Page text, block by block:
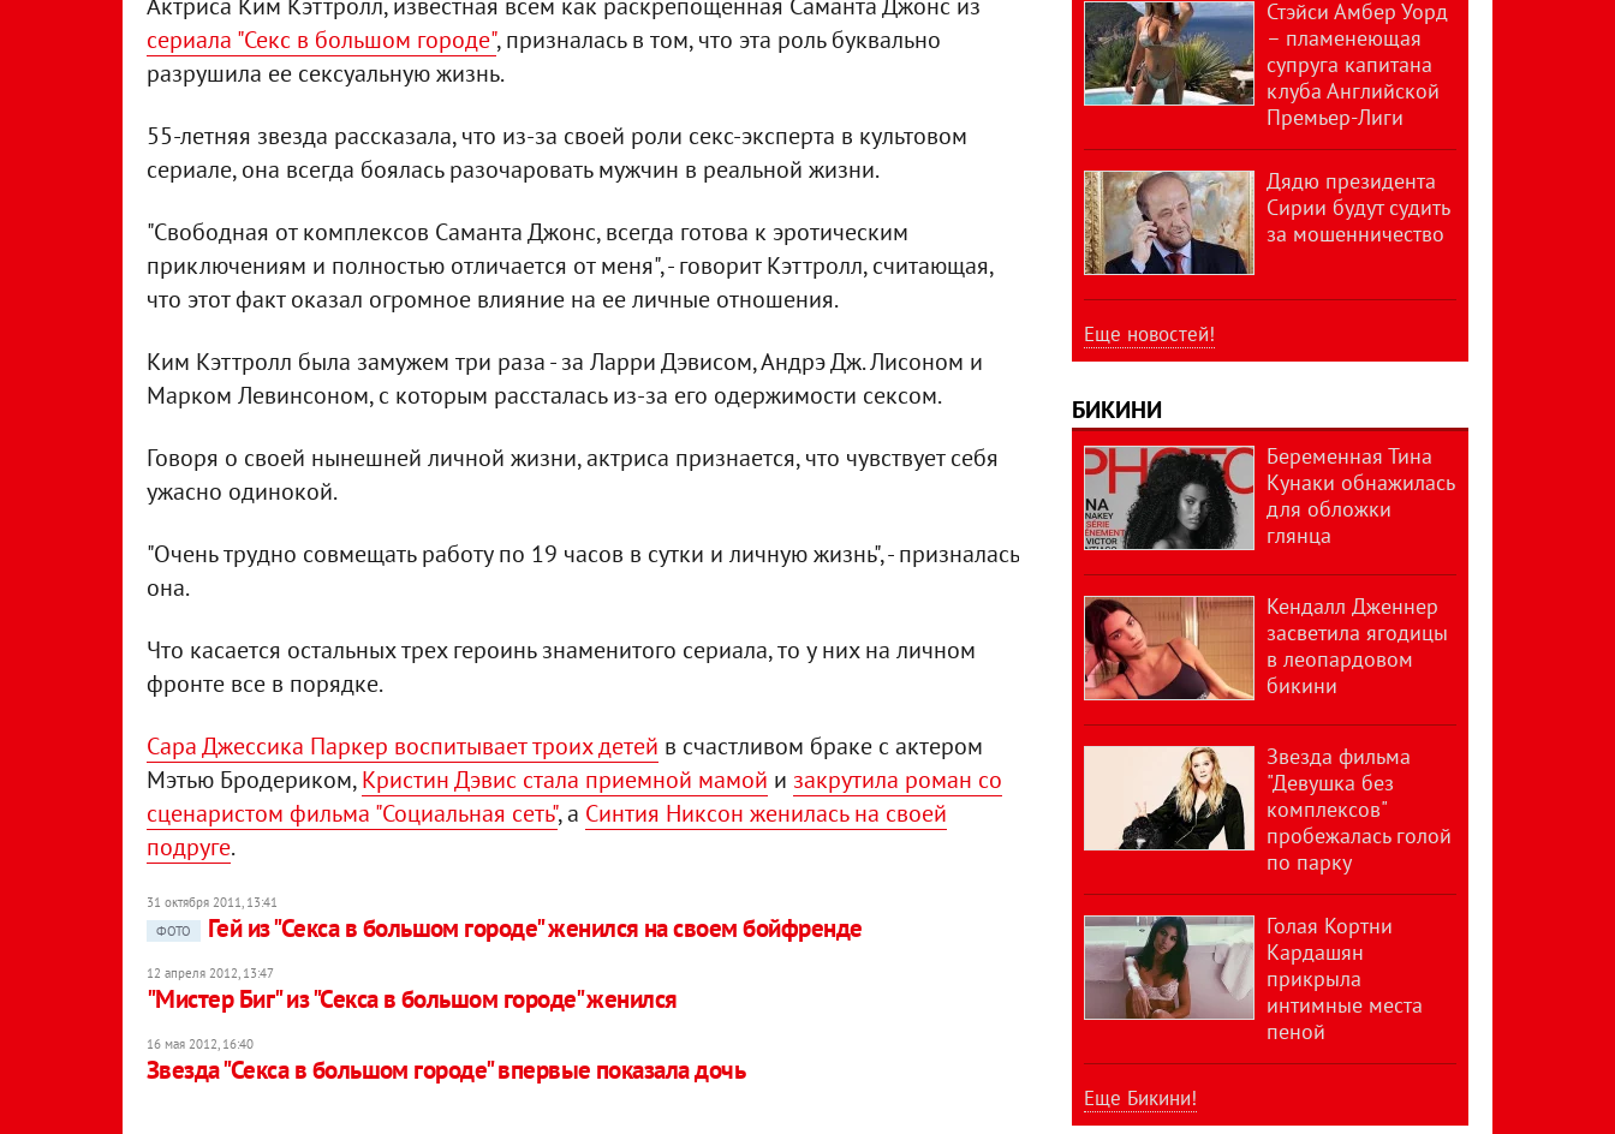
Актриса Ким Кэттролл, известная всем как раскрепощенная Саманта Джонс из
сериала "Секс в большом городе", призналась в том, что эта роль буквально
разрушила ее сексуальную жизнь.
55-летняя звезда рассказала, что из-за своей роли секс-эксперта в культовом
сериале, она всегда боялась разочаровать мужчин в реальной жизни.
"Свободная от комплексов Саманта Джонс, всегда готова к эротическим
приключениям и полностью отличается от меня", - говорит Кэттролл, считающая,
что этот факт оказал огромное влияние на ее личные отношения.
Ким Кэттролл была замужем три раза - за Ларри Дэвисом, Андрэ Дж. Лисоном и
Марком Левинсоном, с которым рассталась из-за его одержимости сексом.
Говоря о своей нынешней личной жизни, актриса признается, что чувствует себя
ужасно одинокой.
"Очень трудно совмещать работу по 19 часов в сутки и личную жизнь", - призналась
она.
Что касается остальных трех героинь знаменитого сериала, то у них на личном
фронте все в порядке.
Сара Джессика Паркер воспитывает троих детей в счастливом браке с актером
Мэтью Бродериком,Кристин Дэвис стала приемной мамой и закрутила роман со
сценаристом фильма "Социальная сеть", а Синтия Никсон женилась на своей
подруге.
31 октября 2011, 13:41
ФОТО
Гей из "Секса в большом городе" женился на своем бойфренде
12 апреля 2012, 13:47
"Мистер Биг" из "Секса в большом городе" женился
16 мая 2012, 16:40
Звезда "Секса в большом городе" впервые показала дочь
Стэйси Амбер Уорд
– пламенеющая
супруга капитана
клуба Английской
Премьер-Лиги
Дядю президента
Сирии будут судить
за мошенничество
Еще новостей!
БИКИНИ
Беременная Тина
Кунаки обнажилась
для обложки
глянца
Кендалл Дженнер
засветила ягодицы
в леопардовом
бикини
Звезда фильма
"Девушка без
комплексов"
пробежалась голой
по парку
Голая Кортни
Кардашян
прикрыла
интимные места
пеной
Еще Бикини!